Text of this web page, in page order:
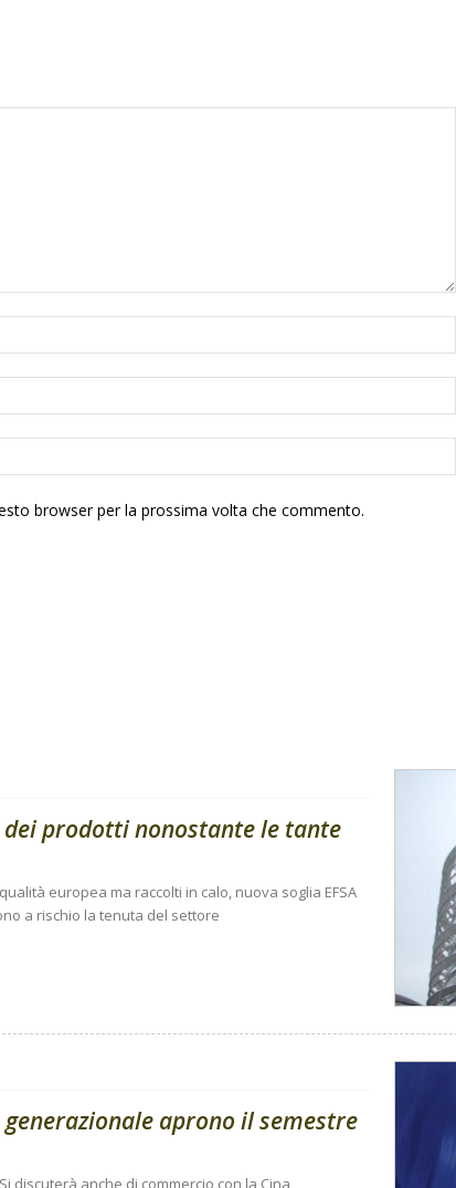
browser per la prossima volta che commento.
prodotti nonostante le tante
europea ma raccolti in calo, nuova soglia EFSA
a rischio la tenuta del settore
aprono il semestre
discuterà anche di commercio con la Cina,